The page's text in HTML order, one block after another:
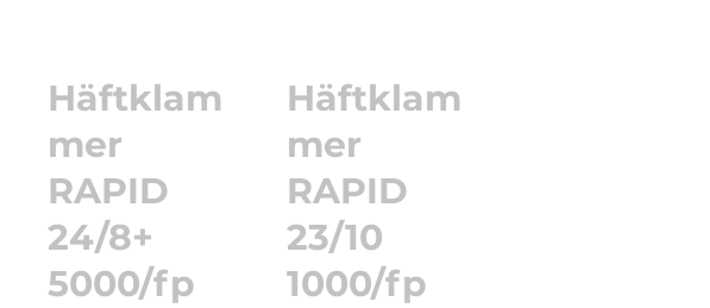
Häftklam
mer
RAPID
24/8+
5000/fp
Häftklam
mer
RAPID
23/10
1000/fp